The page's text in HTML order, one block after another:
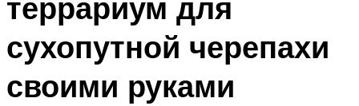
сухопутной черепахи
своими руками